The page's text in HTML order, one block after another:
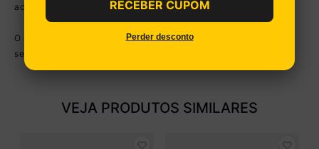
acompanham o produto.
O produto será entregue desmontado e não disponibilizamos o
serviço de montagem.
VEJA PRODUTOS SIMILARES
RECEBER CUPOM
Perder desconto